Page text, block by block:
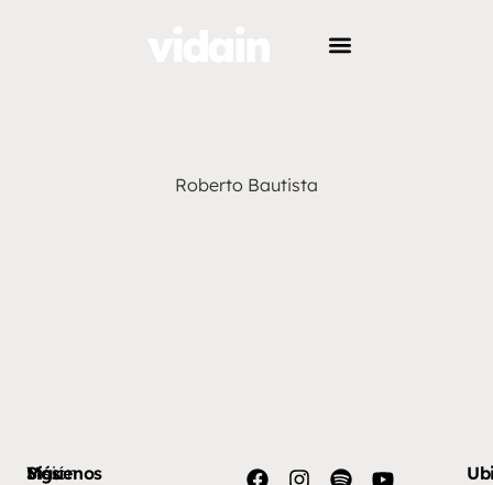
Roberto Bautista
Más
Visión
Síguenos